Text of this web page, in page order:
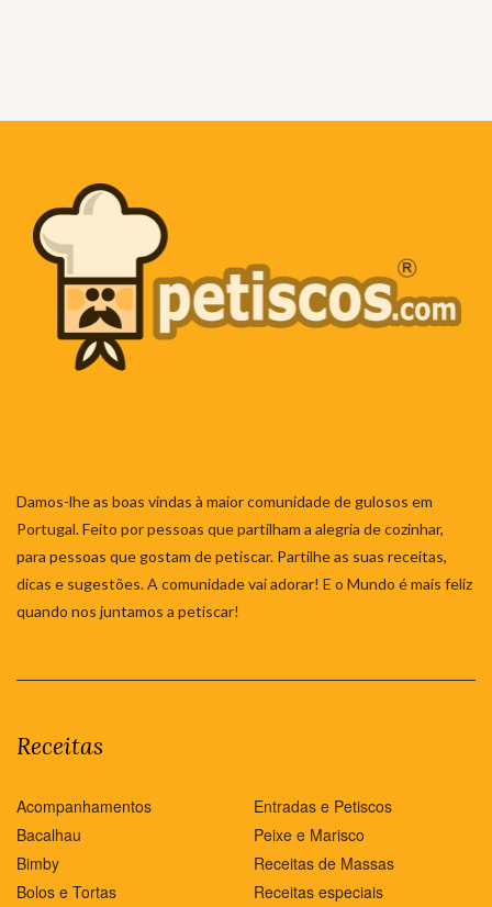
Damos-lhe as boas vindas à maior comunidade de gulosos em
Portugal. Feito por pessoas que partilham a alegria de cozinhar,
para pessoas que gostam de petiscar. Partilhe as suas receitas,
dicas e sugestões. A comunidade vai adorar! E o Mundo é mais feliz
quando nos juntamos a petiscar!
Receitas
Acompanhamentos
Bacalhau
Bimby
Bolos e Tortas
Entradas e Petiscos
Peixe e Marisco
Receitas de Massas
Receitas especiais